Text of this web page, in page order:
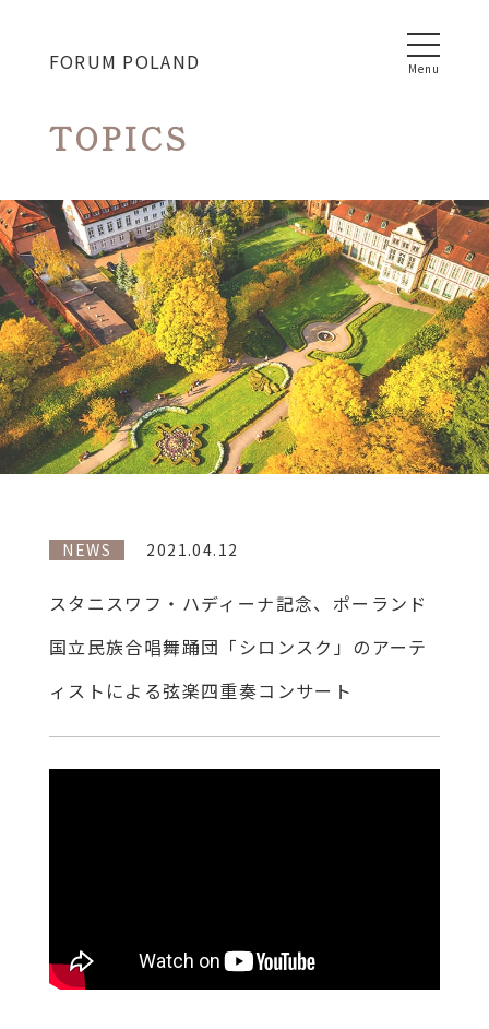
FORUM POLAND
TOPICS
NEWS 2021.04.12
スタニスワフ・ハディーナ記念、ポーランド
国立民族合唱舞踊団「シロンスク」のアーテ
ィストによる弦楽四重奏コンサート